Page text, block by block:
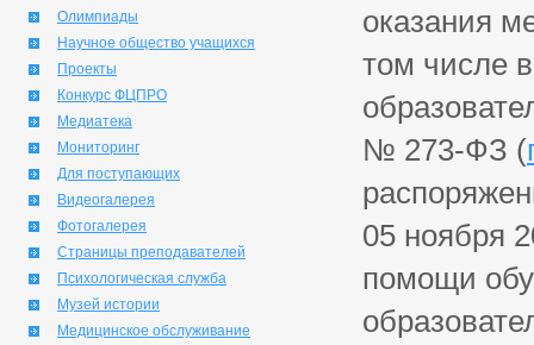
Олимпиады
Научное общество учащихся
Проекты
Конкурс ФЦПРО
Медиатека
Мониторинг
Для поступающих
Видеогалерея
Фотогалерея
Страницы преподавателей
Психологическая служба
Музей истории
Медицинское обслуживание
оказания
том числе
№ 273-ФЗ (
05 ноября
помощи